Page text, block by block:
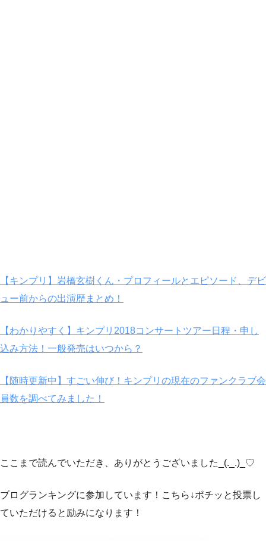
【キンプリ】岩橋玄樹くん・プロフィールとエピソード、デビ
ュー前からの出演歴まとめ！
【わかりやすく】キンプリ2018コンサートツアー日程・申し
込み方法！一般発売はいつから？
【随時更新中】すごい伸び！キンプリの現在のファンクラブ会
員数を調べてみました！
ここまで読んでいただき、ありがとうございました_(._.)_♡
ブログランキングに参加しています！こちら↓ポチッと投票し
ていただけると励みになります！